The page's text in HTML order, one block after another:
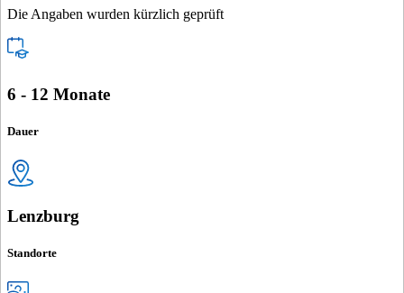
Die Angaben wurden kürzlich geprüft
6 - 12 Monate
Dauer
Lenzburg
Standorte